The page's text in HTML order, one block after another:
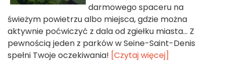
darmowego spaceru na
świeżym powietrzu albo miejsca, gdzie można
aktywnie poćwiczyć z dala od zgiełku miasta... Z
pewnością jeden z parków w Seine-Saint-Denis
spełni Twoje oczekiwania! [Czytaj więcej]